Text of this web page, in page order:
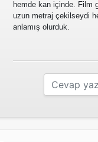
hemde kan içinde. Film
uzun metraj çekilseydi
anlamış olurduk.